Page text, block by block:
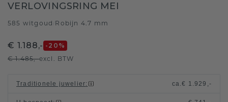
VERLOVINGSRING MEI
585 witgoud Robijn 4.7 mm
€ 1.188,- -20 %
€ 1.485,-excl. BTW
Traditionele juwelier: ca.€ 1.929,-